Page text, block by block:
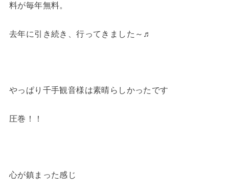
料が毎年無料。
去年に引き続き、行ってきました～♬
やっぱり千手観音様は素晴らしかったです
圧巻！！
心が鎮まった感じ